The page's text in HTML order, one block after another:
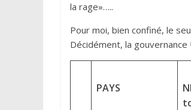
la rage»…..
Pour moi, bien confiné, le
Décidément, la
PAYS